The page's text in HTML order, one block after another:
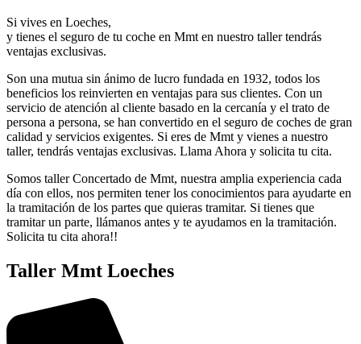
Si vives en Loeches,
y tienes el seguro de tu coche en Mmt en nuestro taller tendrás
ventajas exclusivas.
Son una mutua sin ánimo de lucro fundada en 1932, todos los
beneficios los reinvierten en ventajas para sus clientes. Con un
servicio de atención al cliente basado en la cercanía y el trato de
persona a persona, se han convertido en el seguro de coches de gran
calidad y servicios exigentes. Si eres de Mmt y vienes a nuestro
taller, tendrás ventajas exclusivas. Llama Ahora y solicita tu cita.
Somos taller Concertado de Mmt, nuestra amplia experiencia cada
día con ellos, nos permiten tener los conocimientos para ayudarte en
la tramitación de los partes que quieras tramitar. Si tienes que
tramitar un parte, llámanos antes y te ayudamos en la tramitación.
Solicita tu cita ahora!!
Taller Mmt Loeches